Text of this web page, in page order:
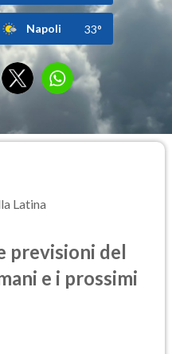
Napoli 33°
Latina
previsioni del
e i prossimi